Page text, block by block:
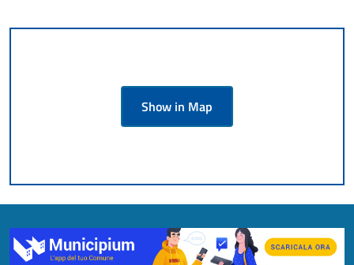
Show in Map